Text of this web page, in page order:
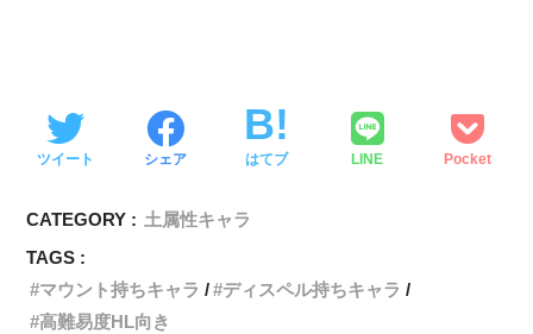
ツイート シェア はてブ LINE Pocket
CATEGORY : 土属性キャラ
TAGS :
マウント持ちキャラ
ディスペル持ちキャラ
高難易度HL向き